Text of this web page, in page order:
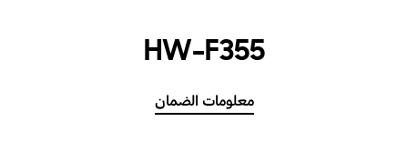
HW-F355
معلومات الضمان